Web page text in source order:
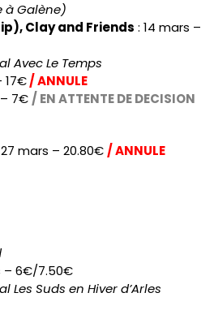
à Galène)
Clay and Friends : 14 mars –
Avec Le Temps
17€/ ANNULE
7€ / EN ATTENTE DE DECISION
mars – 20.80€ / ANNULE
– 6€/7.50€
Suds en Hiver d’Arles